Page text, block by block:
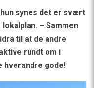
synes det er svært
– Sammen
til at de andre
rundt om i
hverandre gode!